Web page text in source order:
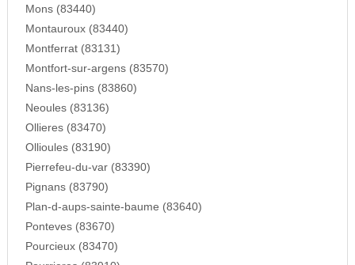
Mons (83440)
Montauroux (83440)
Montferrat (83131)
Montfort-sur-argens (83570)
Nans-les-pins (83860)
Neoules (83136)
Ollieres (83470)
Ollioules (83190)
Pierrefeu-du-var (83390)
Pignans (83790)
Plan-d-aups-sainte-baume (83640)
Ponteves (83670)
Pourcieux (83470)